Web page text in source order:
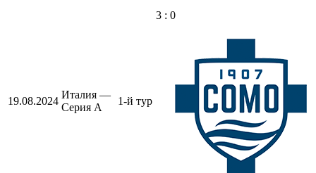
19.08.2024
Италия —
Серия А
1-й тур
3 : 0